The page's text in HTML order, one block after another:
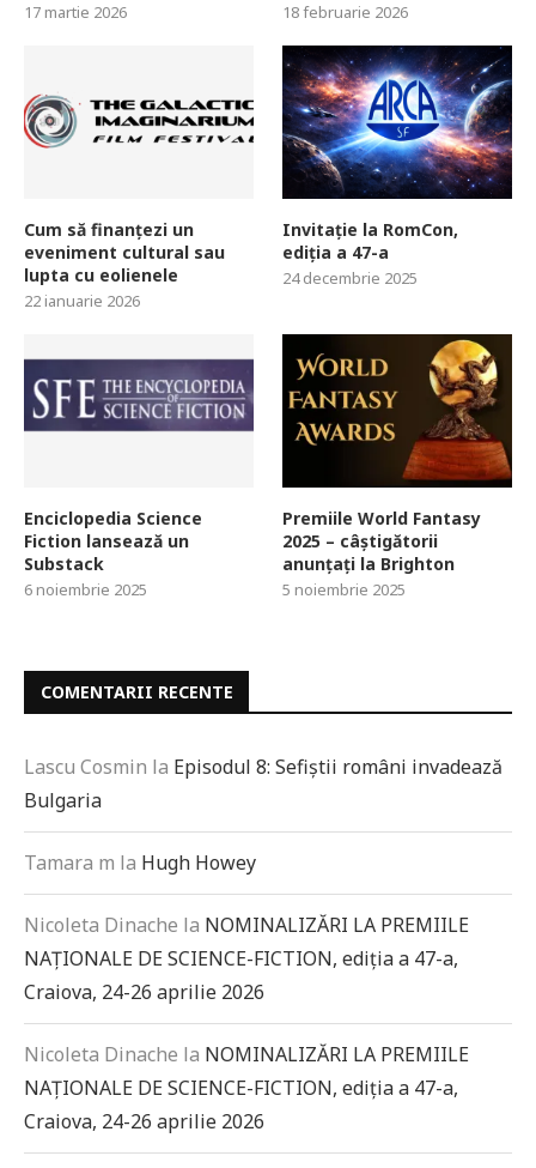
17 martie 2026 18 februarie 2026
Cum să finanțezi un
eveniment cultural sau
lupta cu eolienele
22 ianuarie 2026
Invitație la RomCon,
ediția a 47-a
24 decembrie 2025
Enciclopedia Science
Fiction lansează un
Substack
6 noiembrie 2025
Premiile World Fantasy
2025 – câștigătorii
anunțați la Brighton
5 noiembrie 2025
COMENTARII RECENTE
Lascu Cosmin la Episodul 8: Sefiștii români invadează
Bulgaria
Tamara m la Hugh Howey
Nicoleta Dinache la NOMINALIZĂRI LA PREMIILE
NAȚIONALE DE SCIENCE-FICTION, ediția a 47-a,
Craiova, 24-26 aprilie 2026
Nicoleta Dinache la NOMINALIZĂRI LA PREMIILE
NAȚIONALE DE SCIENCE-FICTION, ediția a 47-a,
Craiova, 24-26 aprilie 2026